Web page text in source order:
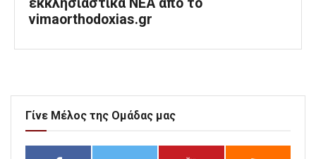
vimaorthodoxias.gr
Γίνε Μέλος της Ομάδας μας